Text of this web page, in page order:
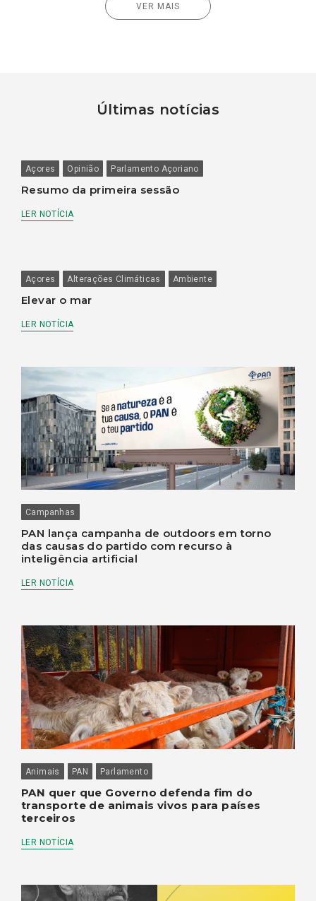
VER MAIS
Últimas notícias
Açores Opinião Parlamento Açoriano
Resumo da primeira sessão
LER NOTÍCIA
Açores Alterações Climáticas Ambiente
Elevar o mar
LER NOTÍCIA
Campanhas
PAN lança campanha de outdoors em torno
das causas do partido com recurso à
inteligência artificial
LER NOTÍCIA
Animais PAN Parlamento
PAN quer que Governo defenda fim do
transporte de animais vivos para países
terceiros
LER NOTÍCIA